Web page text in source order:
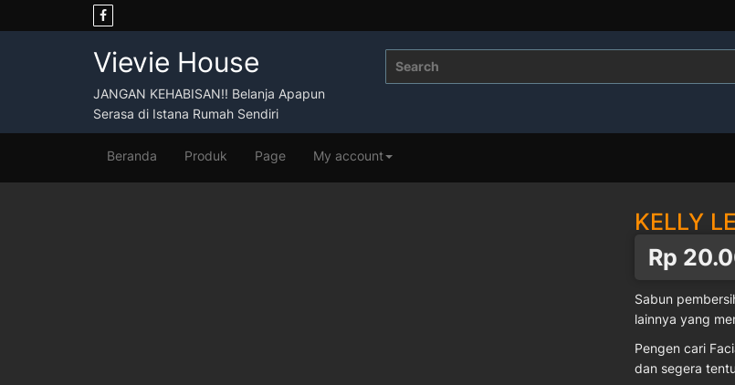
to
Vievie House
JANGAN KEHABISAN!! Belanja Apapun
Serasa di Istana Rumah Sendiri
Beranda Produk Page My account
KELLY
Rp
Sabun
lainnya yang
Pengen cari
dan segera